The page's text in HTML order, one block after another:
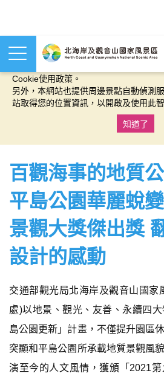
本網站使用cookies等相關技術以持續優
Cookie使用政策。
另外，本網站也提供周邊景點自動偵測
站取得您的位置資訊，以開啟及使用此
知道了
百觀海事的地質
平島公園華麗蛻
景觀大獎傑出獎
設計的感動
交通部觀光局北海岸及觀音山國家
處)以地景、觀光、友善、永續四
島公園更新」計畫，不僅提升園區
突顯和平島公園所承載地質景觀風
演至今的人文風情，獲頒「2021